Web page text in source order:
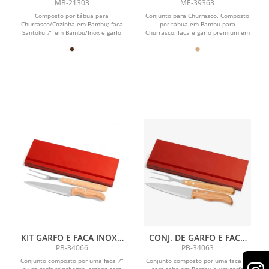
PÇS
MB-21303
Composto por tábua para
Churrasco/Cozinha em Bambu; faca
Santoku 7” em Bambu/Inox e garfo
PREMIUM EM BAMBU /
MADEIRA / INOX - 3 PÇS
ME-39363
Conjunto para Churrasco. Composto
por tábua em Bambu para
Churrasco; faca e garfo premium em
KIT GARFO E FACA INOX /
MADEIRA COM ESTOJO
VERMELHO 3 PÇS
PB-34066
Conjunto composto por uma faca 7”
CONJ. DE GARFO E FACA
INOX / MADEIRA / BAMBU
COM ESTOJO VERMELHO -
PB-34063
Conjunto composto por uma faca 7”